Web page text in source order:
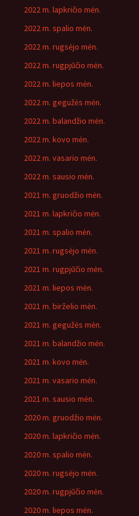
2022 m. lapkričio mėn.
2022 m. spalio mėn.
2022 m. rugsėjo mėn.
2022 m. rugpjūčio mėn.
2022 m. liepos mėn.
2022 m. gegužės mėn.
2022 m. balandžio mėn.
2022 m. kovo mėn.
2022 m. vasario mėn.
2022 m. sausio mėn.
2021 m. gruodžio mėn.
2021 m. lapkričio mėn.
2021 m. spalio mėn.
2021 m. rugsėjo mėn.
2021 m. rugpjūčio mėn.
2021 m. liepos mėn.
2021 m. birželio mėn.
2021 m. gegužės mėn.
2021 m. balandžio mėn.
2021 m. kovo mėn.
2021 m. vasario mėn.
2021 m. sausio mėn.
2020 m. gruodžio mėn.
2020 m. lapkričio mėn.
2020 m. spalio mėn.
2020 m. rugsėjo mėn.
2020 m. rugpjūčio mėn.
2020 m. liepos mėn.